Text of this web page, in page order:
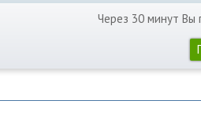
Через 30 минут Вы